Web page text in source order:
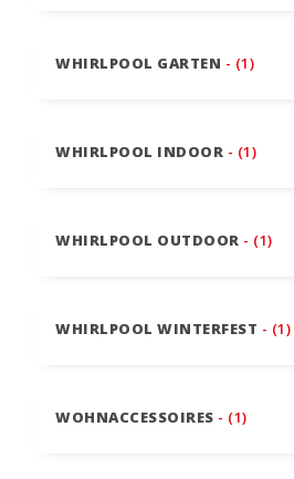
WHIRLPOOL GARTEN - (1)
WHIRLPOOL INDOOR - (1)
WHIRLPOOL OUTDOOR - (1)
WHIRLPOOL WINTERFEST - (1)
WOHNACCESSOIRES - (1)